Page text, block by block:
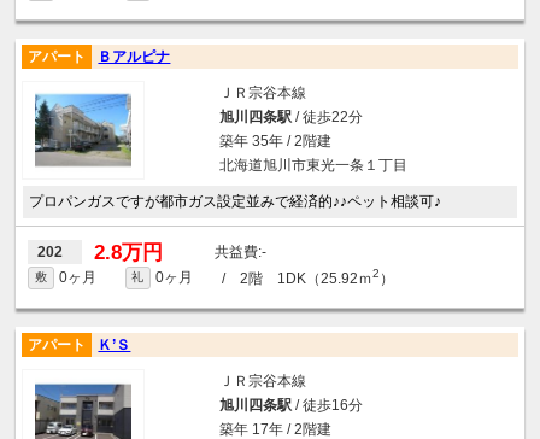
アパート Ｂアルピナ
ＪＲ宗谷本線
旭川四条駅/ 徒歩22分
築年 35年 / 2階建
北海道旭川市東光一条１丁目
プロパンガスですが都市ガス設定並みで経済的♪♪ペット相談可♪
202 2.8万円 -
敷 0ヶ月 礼 0ヶ月 / 2階 1DK（25.92ｍ2 ）
アパート Ｋ’Ｓ
ＪＲ宗谷本線
旭川四条駅/ 徒歩16分
築年 17年 / 2階建